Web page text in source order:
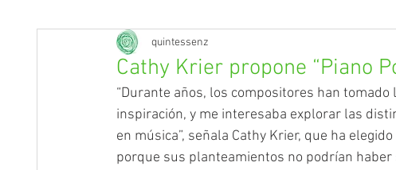
Cathy Krier propone “Piano
quintessenz
“Durante años, los compositores han
inspiración, y me interesaba explorar las
en música”, señala Cathy Krier, que ha
porque sus planteamientos no podrían haber